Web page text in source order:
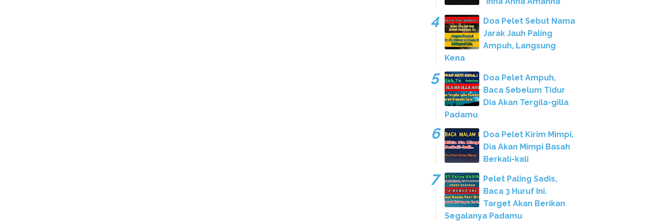
Doa Pelet Sebut Nama
Jarak Jauh Paling
Ampuh, Langsung
Kena
Doa Pelet Ampuh,
Baca Sebelum Tidur
Dia Akan Tergila-gilla
Padamu
Doa Pelet Kirim Mimpi,
Dia Akan Mimpi Basah
Berkali-kali
Pelet Paling Sadis,
Baca 3 Huruf Ini.
Target Akan Berikan
Segalanya Padamu